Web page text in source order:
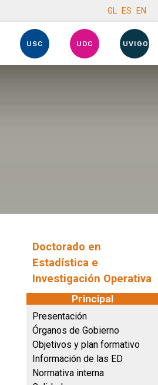
GL ES EN
USC UDC UVIGO
Doctorado en
Estadística e
Investigación Operativa
Principal
Presentación
Órganos de Gobierno
Objetivos y plan formativo
Información de las ED
Normativa interna